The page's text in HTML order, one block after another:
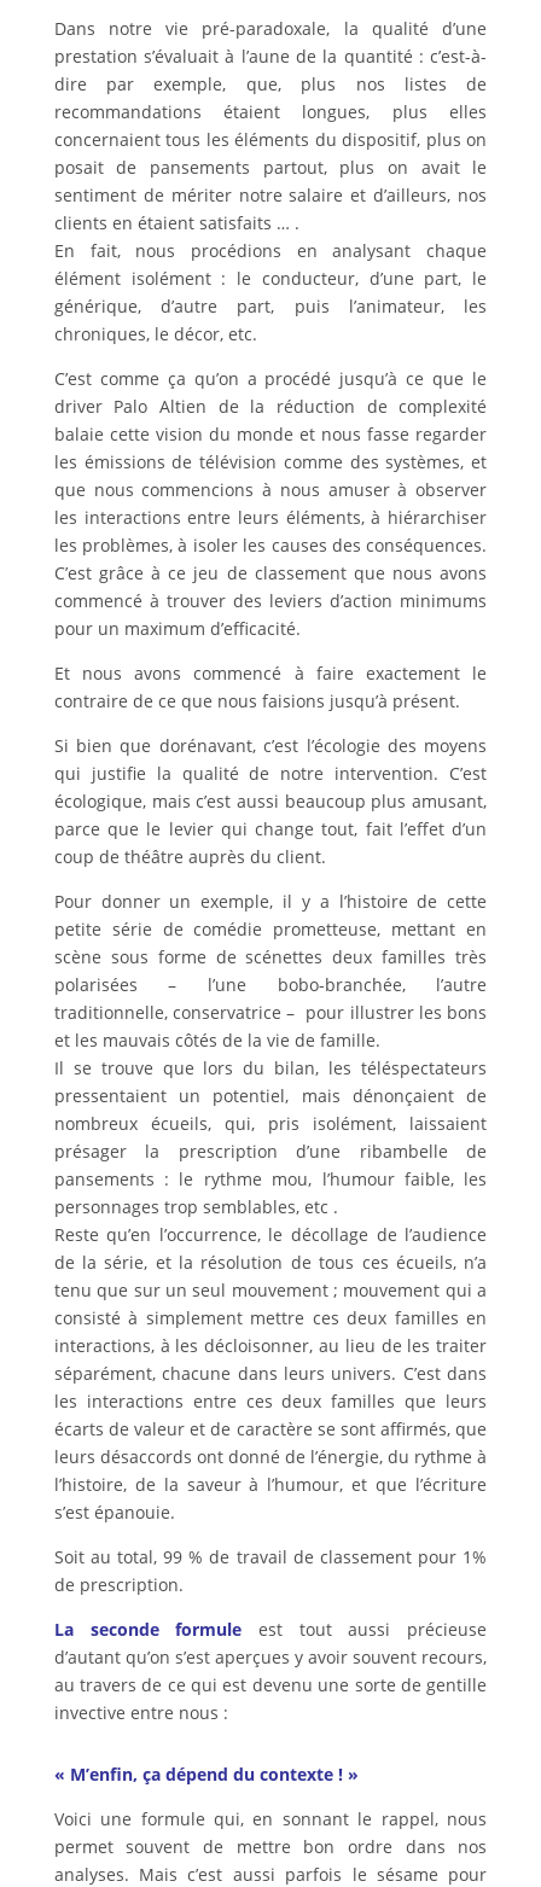
Dans notre vie pré-paradoxale, la qualité d’une
prestation s’évaluait à l’aune de la quantité : c’est-à-
dire par exemple, que, plus nos listes de
recommandations étaient longues, plus elles
concernaient tous les éléments du dispositif, plus on
posait de pansements partout, plus on avait le
sentiment de mériter notre salaire et d’ailleurs, nos
clients en étaient satisfaits … .
En fait, nous procédions en analysant chaque
élément isolément : le conducteur, d’une part, le
générique, d’autre part, puis l’animateur, les
chroniques, le décor, etc.
C’est comme ça qu’on a procédé jusqu’à ce que le
driver Palo Altien de la réduction de complexité
balaie cette vision du monde et nous fasse regarder
les émissions de télévision comme des systèmes, et
que nous commencions à nous amuser à observer
les interactions entre leurs éléments, à hiérarchiser
les problèmes, à isoler les causes des conséquences.
C’est grâce à ce jeu de classement que nous avons
commencé à trouver des leviers d’action minimums
pour un maximum d’efficacité.
Et nous avons commencé à faire exactement le
contraire de ce que nous faisions jusqu’à présent.
Si bien que dorénavant, c’est l’écologie des moyens
qui justifie la qualité de notre intervention. C’est
écologique, mais c’est aussi beaucoup plus amusant,
parce que le levier qui change tout, fait l’effet d’un
coup de théâtre auprès du client.
Pour donner un exemple, il y a l’histoire de cette
petite série de comédie prometteuse, mettant en
scène sous forme de scénettes deux familles très
polarisées – l’une bobo-branchée, l’autre
traditionnelle, conservatrice – pour illustrer les bons
et les mauvais côtés de la vie de famille.
Il se trouve que lors du bilan, les téléspectateurs
pressentaient un potentiel, mais dénonçaient de
nombreux écueils, qui, pris isolément, laissaient
présager la prescription d’une ribambelle de
pansements : le rythme mou, l’humour faible, les
personnages trop semblables, etc .
Reste qu’en l’occurrence, le décollage de l’audience
de la série, et la résolution de tous ces écueils, n’a
tenu que sur un seul mouvement ; mouvement qui a
consisté à simplement mettre ces deux familles en
interactions, à les décloisonner, au lieu de les traiter
séparément, chacune dans leurs univers. C’est dans
les interactions entre ces deux familles que leurs
écarts de valeur et de caractère se sont affirmés, que
leurs désaccords ont donné de l’énergie, du rythme à
l’histoire, de la saveur à l’humour, et que l’écriture
s’est épanouie.
Soit au total, 99 % de travail de classement pour 1%
de prescription.
La seconde formule est tout aussi précieuse
d’autant qu’on s’est aperçues y avoir souvent recours,
au travers de ce qui est devenu une sorte de gentille
invective entre nous :
« M’enfin, ça dépend du contexte ! »
Voici une formule qui, en sonnant le rappel, nous
permet souvent de mettre bon ordre dans nos
analyses. Mais c’est aussi parfois le sésame pour